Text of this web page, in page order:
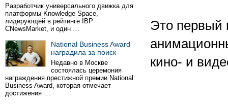
Разработчик универсального движка для
платформы Knowledge Space,
лидирующей в рейтинге IBP
CNewsMarket, и один …
National Business Award
наградила за поиск
Недавно в Москве
состоялась церемония
награждения престижной премии National
Business Award, которая отмечает
достижения …
Это первый
кино- и